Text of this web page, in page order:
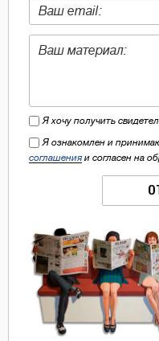
Я хочу получить
Я ознакомлен и
соглашения и согласен на